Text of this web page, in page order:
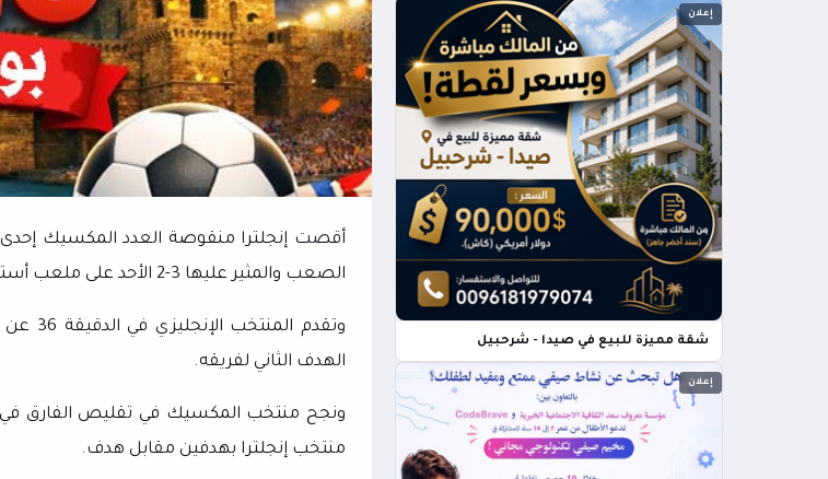
إعلان
شقة مميزة للبيع في صيدا - شرحبيل
إعلان
الصعب والمثير عليها 3-2 الأحد على ملعب أستيكا في مدينة مكسيكو.
الهدف الثاني لفريقه.
منتخب إنجلترا بهدفين مقابل هدف.